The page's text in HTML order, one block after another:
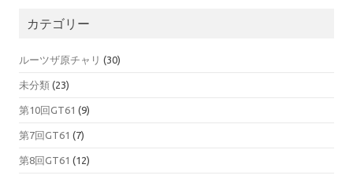
カテゴリー
ルーツザ原チャリ (30)
未分類 (23)
第10回GT61 (9)
第7回GT61 (7)
第8回GT61 (12)